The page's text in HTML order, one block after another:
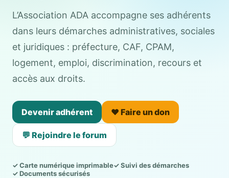
L’Association ADA accompagne ses adhérents
dans leurs démarches administratives, sociales
et juridiques : préfecture, CAF, CPAM,
logement, emploi, discrimination, recours et
accès aux droits.
Devenir adhérent ❤️ Faire un don
💬 Rejoindre le forum
✓ Carte numérique imprimable✓ Suivi des démarches
✓ Documents sécurisés